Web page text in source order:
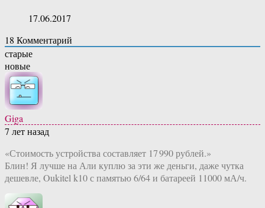
17.06.2017
18 Комментарий
старые
новые
Giga
7 лет назад
«Стоимость устройства составляет 17 990 рублей.»
Блин! Я лучше на Али куплю за эти же деньги, даже чутка
дешевле, Oukitel k10 с памятью 6/64 и батареей 11000 мА/ч.